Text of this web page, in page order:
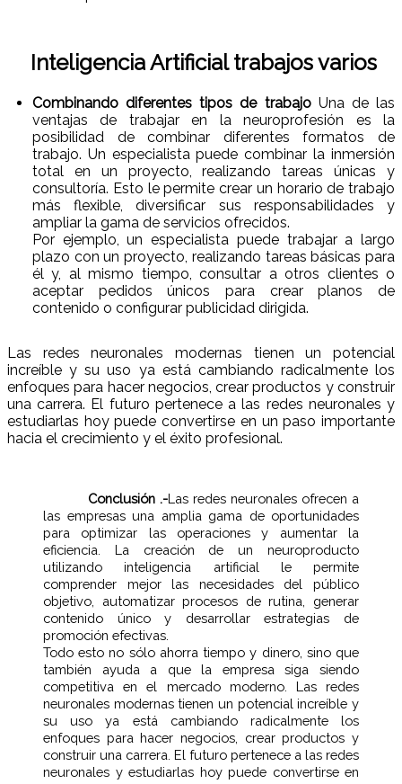
Inteligencia Artificial trabajos varios
Combinando diferentes tipos de trabajo Una de las
ventajas de trabajar en la neuroprofesión es la
posibilidad de combinar diferentes formatos de
trabajo. Un especialista puede combinar la inmersión
total en un proyecto, realizando tareas únicas y
consultoría. Esto le permite crear un horario de trabajo
más flexible, diversificar sus responsabilidades y
ampliar la gama de servicios ofrecidos.
Por ejemplo, un especialista puede trabajar a largo
plazo con un proyecto, realizando tareas básicas para
él y, al mismo tiempo, consultar a otros clientes o
aceptar pedidos únicos para crear planos de
contenido o configurar publicidad dirigida.
Las redes neuronales modernas tienen un potencial
increíble y su uso ya está cambiando radicalmente los
enfoques para hacer negocios, crear productos y construir
una carrera. El futuro pertenece a las redes neuronales y
estudiarlas hoy puede convertirse en un paso importante
hacia el crecimiento y el éxito profesional.
Conclusión .-Las redes neuronales ofrecen a
las empresas una amplia gama de oportunidades
para optimizar las operaciones y aumentar la
eficiencia. La creación de un neuroproducto
utilizando inteligencia artificial le permite
comprender mejor las necesidades del público
objetivo, automatizar procesos de rutina, generar
contenido único y desarrollar estrategias de
promoción efectivas.
Todo esto no sólo ahorra tiempo y dinero, sino que
también ayuda a que la empresa siga siendo
competitiva en el mercado moderno. Las redes
neuronales modernas tienen un potencial increíble y
su uso ya está cambiando radicalmente los
enfoques para hacer negocios, crear productos y
construir una carrera. El futuro pertenece a las redes
neuronales y estudiarlas hoy puede convertirse en